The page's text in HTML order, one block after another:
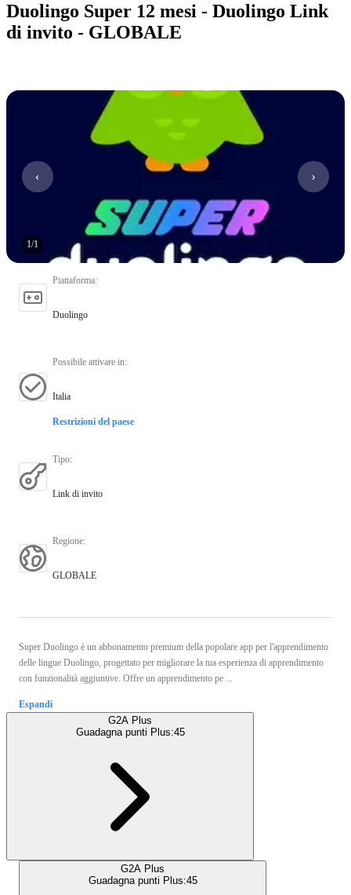
Duolingo Super 12 mesi - Duolingo Link
di invito - GLOBALE
1/1
Piattaforma:
Duolingo
Possibile attivare in:
Italia
Restrizioni del paese
Tipo:
Link di invito
Regione:
GLOBALE
Super Duolingo è un abbonamento premium della popolare app per l'apprendimento
delle lingue Duolingo, progettato per migliorare la tua esperienza di apprendimento
con funzionalità aggiuntive. Offre un apprendimento pe ...
Espandi
G2A Plus
Guadagna punti Plus:45
G2A Plus
Guadagna punti Plus:45